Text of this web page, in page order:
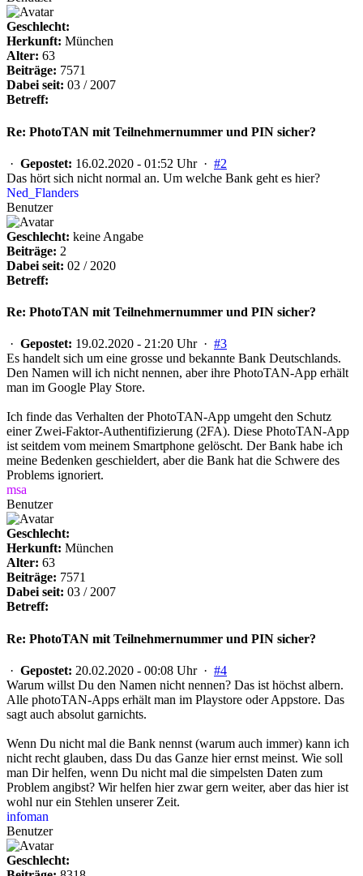
Geschlecht:
Herkunft: München
Alter: 63
Beiträge: 7571
Dabei seit: 03 / 2007
Betreff:
Re: PhotoTAN mit Teilnehmernummer und PIN sicher?
· Gepostet: 16.02.2020 - 01:52 Uhr · #2
Das hört sich nicht normal an. Um welche Bank geht es hier?
Ned_Flanders
Benutzer
Geschlecht: keine Angabe
Beiträge: 2
Dabei seit: 02 / 2020
Betreff:
Re: PhotoTAN mit Teilnehmernummer und PIN sicher?
· Gepostet: 19.02.2020 - 21:20 Uhr · #3
Es handelt sich um eine grosse und bekannte Bank Deutschlands.
Den Namen will ich nicht nennen, aber ihre PhotoTAN-App erhält
man im Google Play Store.
Ich finde das Verhalten der PhotoTAN-App umgeht den Schutz
einer Zwei-Faktor-Authentifizierung (2FA). Diese PhotoTAN-App
ist seitdem vom meinem Smartphone gelöscht. Der Bank habe ich
meine Bedenken geschieldert, aber die Bank hat die Schwere des
Problems ignoriert.
msa
Benutzer
Geschlecht:
Herkunft: München
Alter: 63
Beiträge: 7571
Dabei seit: 03 / 2007
Betreff:
Re: PhotoTAN mit Teilnehmernummer und PIN sicher?
· Gepostet: 20.02.2020 - 00:08 Uhr · #4
Warum willst Du den Namen nicht nennen? Das ist höchst albern.
Alle photoTAN-Apps erhält man im Playstore oder Appstore. Das
sagt auch absolut garnichts.
Wenn Du nicht mal die Bank nennst (warum auch immer) kann ich
nicht recht glauben, dass Du das Ganze hier ernst meinst. Wie soll
man Dir helfen, wenn Du nicht mal die simpelsten Daten zum
Problem angibst? Wir helfen hier zwar gern weiter, aber das hier ist
wohl nur ein Stehlen unserer Zeit.
infoman
Benutzer
Geschlecht: